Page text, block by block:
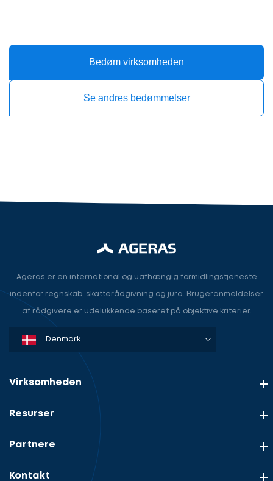
Bedøm virksomheden
Se andres bedømmelser
søger
Revisor/Bogholder
Ageras er en international og uafhængig formidlingstjeneste
indenfor regnskab, skatterådgivning og jura. Brugeranmeldelser
af rådgivere er udelukkende baseret på objektive kriterier.
Denmark
Sweden
Norway
Netherlands
Germany
USA
Virksomheden
Resurser
Partnere
Kontakt